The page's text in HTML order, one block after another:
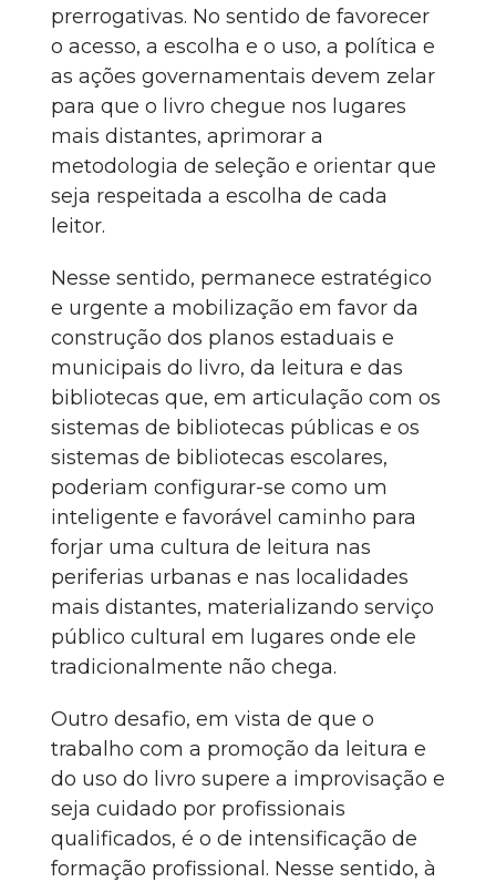
prerrogativas. No sentido de favorecer
o acesso, a escolha e o uso, a política e
as ações governamentais devem zelar
para que o livro chegue nos lugares
mais distantes, aprimorar a
metodologia de seleção e orientar que
seja respeitada a escolha de cada
leitor.
Nesse sentido, permanece estratégico
e urgente a mobilização em favor da
construção dos planos estaduais e
municipais do livro, da leitura e das
bibliotecas que, em articulação com os
sistemas de bibliotecas públicas e os
sistemas de bibliotecas escolares,
poderiam configurar-se como um
inteligente e favorável caminho para
forjar uma cultura de leitura nas
periferias urbanas e nas localidades
mais distantes, materializando serviço
público cultural em lugares onde ele
tradicionalmente não chega.
Outro desafio, em vista de que o
trabalho com a promoção da leitura e
do uso do livro supere a improvisação e
seja cuidado por profissionais
qualificados, é o de intensificação de
formação profissional. Nesse sentido, à